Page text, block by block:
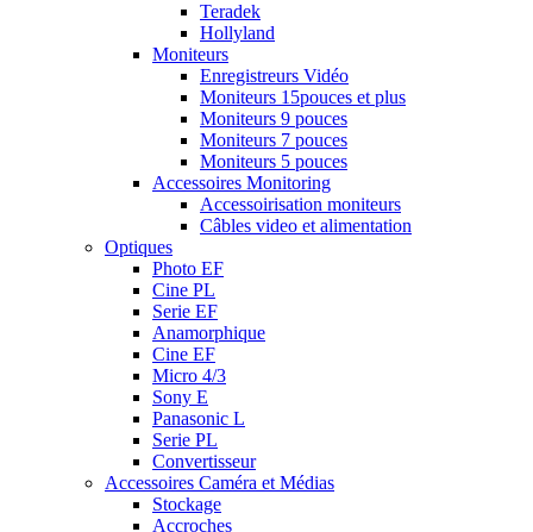
Teradek
Hollyland
Moniteurs
Enregistreurs Vidéo
Moniteurs 15pouces et plus
Moniteurs 9 pouces
Moniteurs 7 pouces
Moniteurs 5 pouces
Accessoires Monitoring
Accessoirisation moniteurs
Câbles video et alimentation
Optiques
Photo EF
Cine PL
Serie EF
Anamorphique
Cine EF
Micro 4/3
Sony E
Panasonic L
Serie PL
Convertisseur
Accessoires Caméra et Médias
Stockage
Accroches